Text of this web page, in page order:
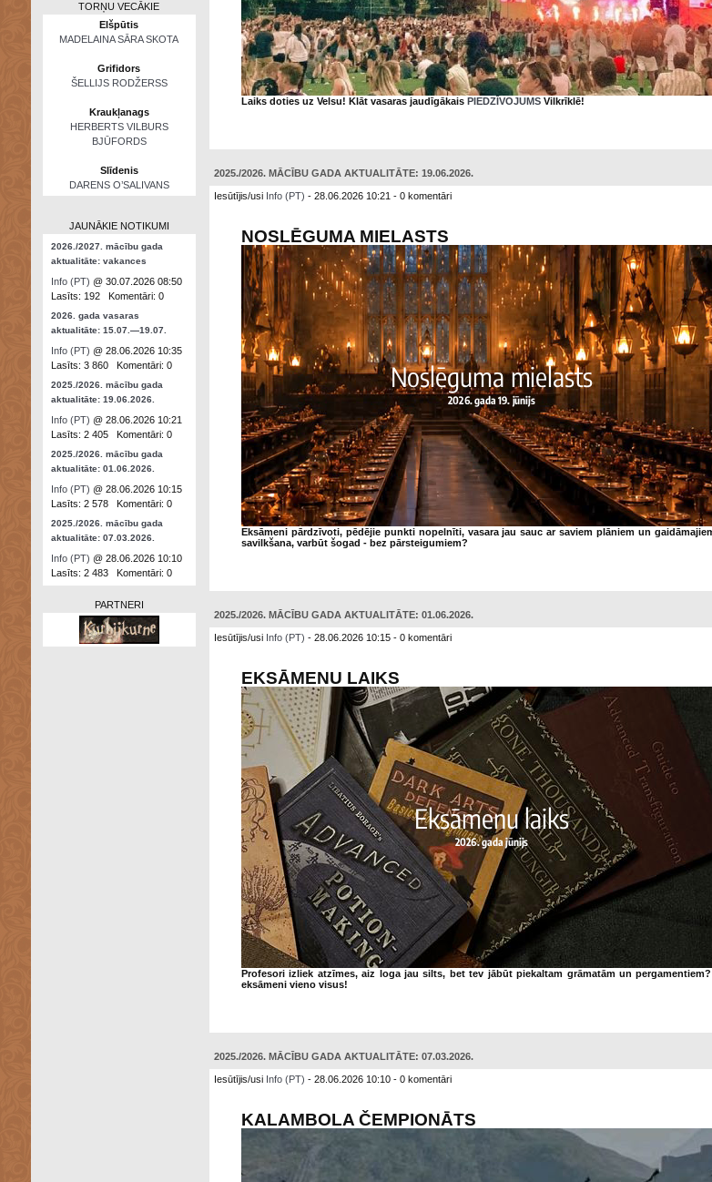
TORŅU VECĀKIE
Elšpūtis
MADELAINA SĀRA SKOTA
Grifidors
ŠELLIJS RODŽERSS
Kraukļanags
HERBERTS VILBURS
BJŪFORDS
Slīdenis
DARENS O’SALIVANS
JAUNĀKIE NOTIKUMI
2026./2027. mācību gada
aktualitāte: vakances
Info (PT) @ 30.07.2026 08:50
Lasīts: 192 Komentāri: 0
2026. gada vasaras
aktualitāte: 15.07.—19.07.
Info (PT) @ 28.06.2026 10:35
Lasīts: 3 860 Komentāri: 0
2025./2026. mācību gada
aktualitāte: 19.06.2026.
Info (PT) @ 28.06.2026 10:21
Lasīts: 2 405 Komentāri: 0
2025./2026. mācību gada
aktualitāte: 01.06.2026.
Info (PT) @ 28.06.2026 10:15
Lasīts: 2 578 Komentāri: 0
2025./2026. mācību gada
aktualitāte: 07.03.2026.
Info (PT) @ 28.06.2026 10:10
Lasīts: 2 483 Komentāri: 0
PARTNERI
Laiks doties uz Velsu! Klāt vasaras jaudīgākais PIEDZĪVOJUMSVilkrīklē!
2025./2026. MĀCĪBU GADA AKTUALITĀTE: 19.06.2026.
Iesūtījis/usi Info (PT) - 28.06.2026 10:21 - 0 komentāri
NOSLĒGUMA MIELASTS
Eksāmeni pārdzīvoti, pēdējie punkti nopelnīti, vasara jau sauc ar saviem plāniem un
savilkšana, varbūt šogad - bez pārsteigumiem?
2025./2026. MĀCĪBU GADA AKTUALITĀTE: 01.06.2026.
Iesūtījis/usi Info (PT) - 28.06.2026 10:15 - 0 komentāri
EKSĀMENU LAIKS
Profesori izliek atzīmes, aiz loga jau silts, bet tev jābūt piekaltam grāmatām un
eksāmeni vieno visus!
2025./2026. MĀCĪBU GADA AKTUALITĀTE: 07.03.2026.
Iesūtījis/usi Info (PT) - 28.06.2026 10:10 - 0 komentāri
KALAMBOLA ČEMPIONĀTS